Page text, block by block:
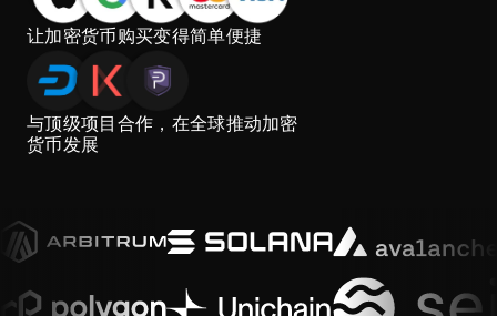
让加密货币购买变得简单便捷
与顶级项目合作，在全球推动加密
货币发展